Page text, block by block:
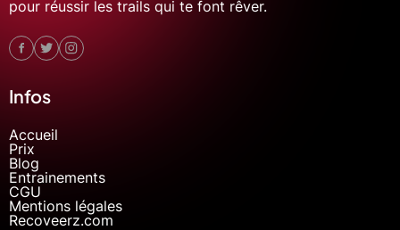
pour réussir les trails qui te font rêver.
Infos
Accueil
Prix
Blog
Entrainements
CGU
Mentions légales
Recoveerz.com